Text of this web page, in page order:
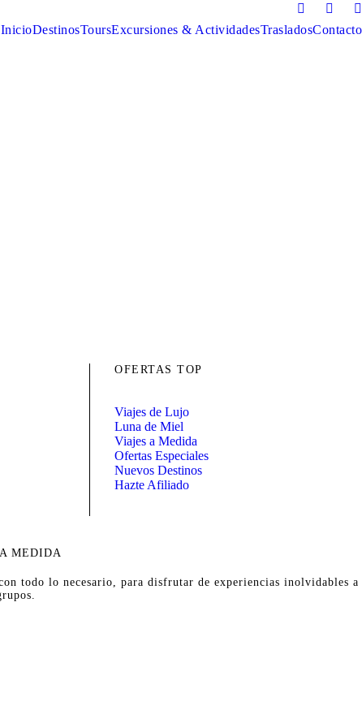
InicioDestinosToursExcursiones & ActividadesTrasladosContacto
OFERTAS TOP
Viajes de Lujo
Luna de Miel
Viajes a Medida
Ofertas Especiales
Nuevos Destinos
Hazte Afiliado
MEDIDA
todo lo necesario, para disfrutar de experiencias inolvidables a